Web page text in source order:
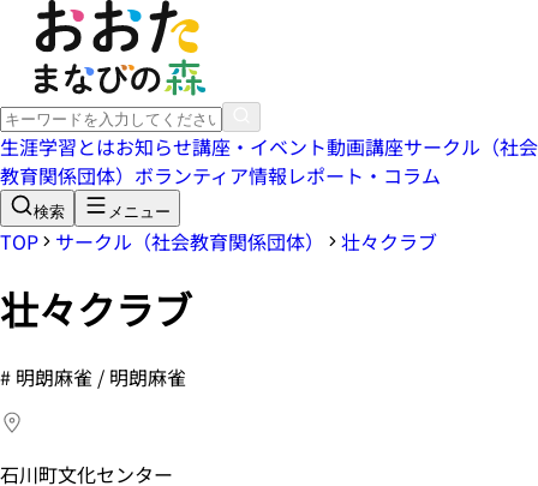
生涯学習とはお知らせ講座・イベント動画講座サークル（社会
教育関係団体） ボランティア情報レポート・コラム
検索 メニュー
TOP サークル（社会教育関係団体） 壮々クラブ
壮々クラブ
# 明朗麻雀 / 明朗麻雀
石川町文化センター